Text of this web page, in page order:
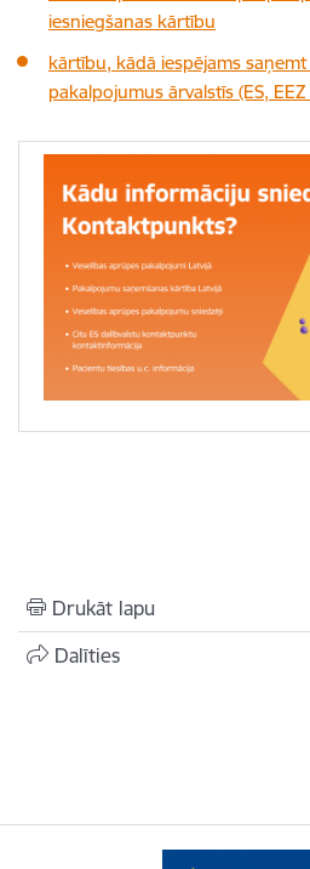
iesniegšanas kārtību
kārtību, kādā iespējams
pakalpojumus ārvalstīs (ES,
Drukāt lapu
Dalīties